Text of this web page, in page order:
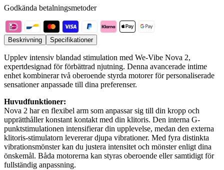
Godkända betalningsmetoder
Beskrivning Specifikationer
Upplev intensiv blandad stimulation med We-Vibe Nova 2,
expertdesignad för förbättrad njutning. Denna avancerade intime
enhet kombinerar två oberoende styrda motorer för personaliserade
sensationer anpassade till dina preferenser.
Huvudfunktioner:
Nova 2 har en flexibel arm som anpassar sig till din kropp och
upprätthåller konstant kontakt med din klitoris. Den interna G-
punktstimulationen intensifierar din upplevelse, medan den externa
klitoris-stimulatorn levererar djupa vibrationer. Med fyra distinkta
vibrationsmönster kan du justera intensitet och mönster enligt dina
önskemål. Båda motorerna kan styras oberoende eller samtidigt för
fullständig anpassning.